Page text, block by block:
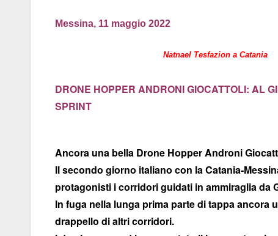
Messina, 11 maggio 2022
Natnael Tesfazion a Catania
DRONE HOPPER ANDRONI GIOCATTOLI: AL
SPRINT
Ancora una bella Drone Hopper Androni
Il secondo giorno italiano con la Catania-
protagonisti i corridori guidati in ammiraglia da
In fuga nella lunga prima parte di tappa ancora
drappello di altri corridori.